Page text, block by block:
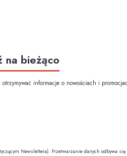
na bieżąco
informacje o nowościach i
Newslettera). Przetwarzanie danych odbywa